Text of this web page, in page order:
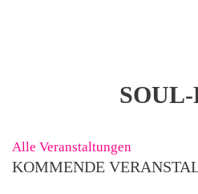
SOUL-
Alle Veranstaltungen
KOMMENDE